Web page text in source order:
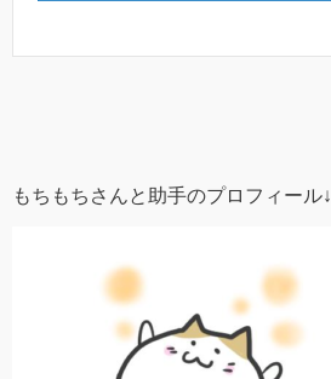
もちもちさんと助手のプロフィール↓